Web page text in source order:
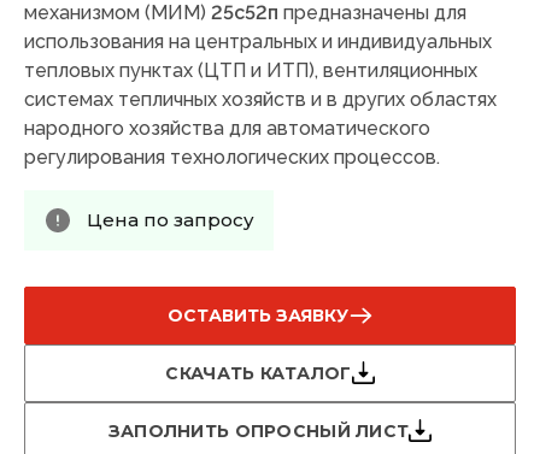
механизмом (МИМ) 25с52п предназначены для
использования на центральных и индивидуальных
тепловых пунктах (ЦТП и ИТП), вентиляционных
системах тепличных хозяйств и в других областях
народного хозяйства для автоматического
регулирования технологических процессов.
Цена по запросу
ОСТАВИТЬ ЗАЯВКУ
СКАЧАТЬ КАТАЛОГ
ЗАПОЛНИТЬ ОПРОСНЫЙ ЛИСТ